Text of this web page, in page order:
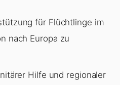
für Flüchtlinge im
nach Europa zu
Hilfe und regionaler